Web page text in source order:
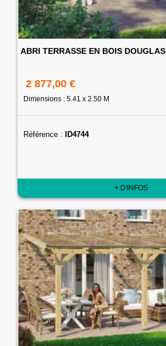
ABRI TERRASSE EN BOIS DOUGLAS
2 877,00 €
Dimensions : 5.41 x 2.50 M
Référence : ID4744
+ D'INFOS